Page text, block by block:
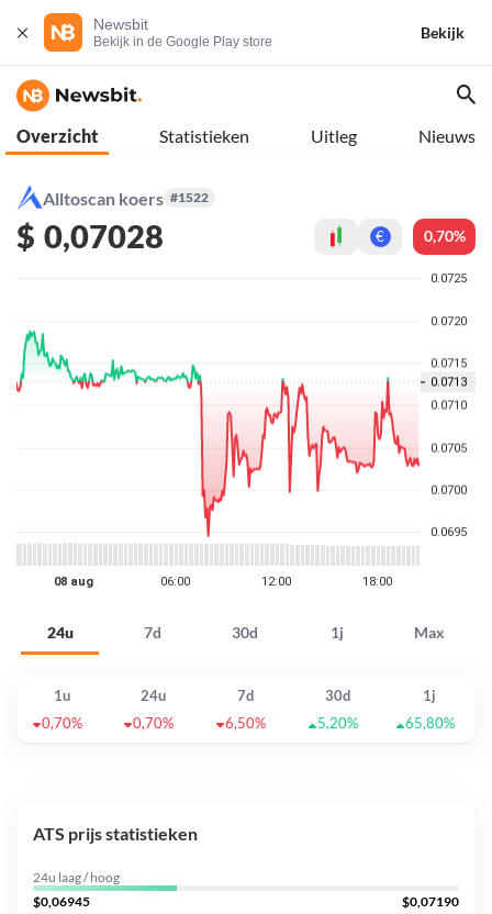
Newsbit
Bekijk in de Google Play store
Bekijk
Overzicht Statistieken Uitleg Nieuws
Alltoscan koers #1522
$ 0,07028 € 0,70%
24u 7d 30d 1j Max
1u 24u 7d 30d
1j
0,70%
0,70% 6,50% 5,20% 65,80%
ATS prijs statistieken
24u laag / hoog
$0,06945
$0,07190